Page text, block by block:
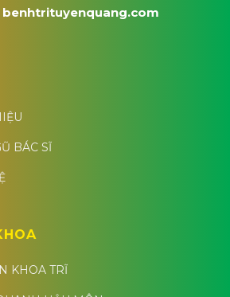
benhtrituyenquang.com
BÁC SĨ
KHOA TRĨ